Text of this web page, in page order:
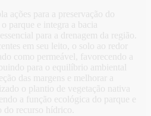
ações para a preservação do
parque e integra a bacia
para a drenagem da região.
em seu leito, o solo ao redor
como permeável, favorecendo a
para o equilíbrio ambiental
das margens e melhorar a
o plantio de vegetação nativa
a função ecológica do parque e
do recurso hídrico.